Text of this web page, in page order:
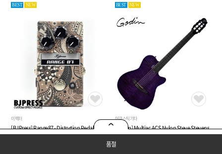
품절
BEST NEW BEST NEW
이펙터
[BJPress] Range87 - Distortion Pedal
어쿠스틱기타
[Godin] Multiac ACS Nylon Steve Stevens
전자 클래식 기타 (053940)
5,190,000